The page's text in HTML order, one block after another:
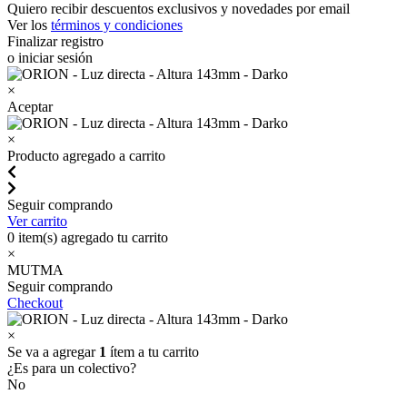
Quiero recibir descuentos exclusivos y novedades por email
Ver los términos y condiciones
Finalizar registro
o iniciar sesión
×
Aceptar
×
Producto agregado a carrito
Seguir comprando
Ver carrito
0 item(s) agregado tu carrito
×
MUTMA
Seguir comprando
Checkout
×
Se va a agregar 1 ítem a tu carrito
¿Es para un colectivo?
No